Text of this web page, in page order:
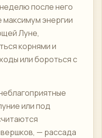
после него
энергии
Луне,
корнями и
или бороться с
или под
— рассада